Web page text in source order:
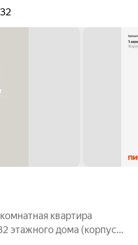
квартира
этажного дома (корпус